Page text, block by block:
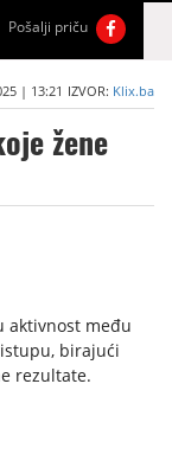
Pošalji priču
| 13:21 IZVOR: Klix.ba
žene
aktivnost među
birajući
rezultate.